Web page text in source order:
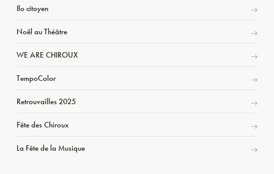
Ilo citoyen
Noël au Théâtre
WE ARE CHIROUX
TempoColor
Retrouvailles 2025
Fête des Chiroux
La Fête de la Musique